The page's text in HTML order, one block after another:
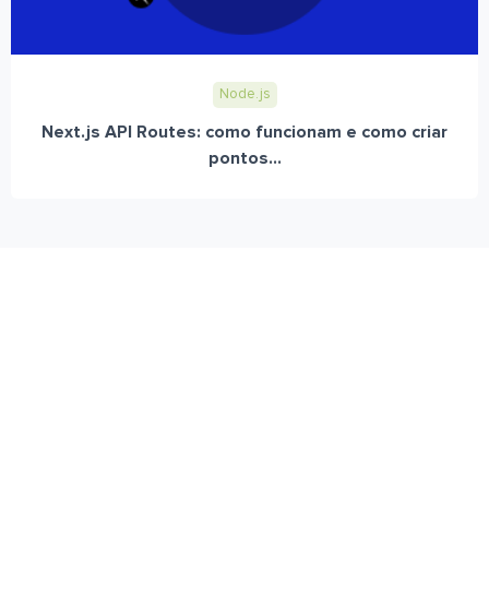
Node.js
Next.js API Routes: como funcionam e como criar
pontos...